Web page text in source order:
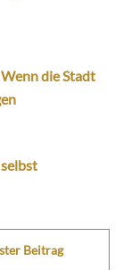
die Stadt
Beitrag